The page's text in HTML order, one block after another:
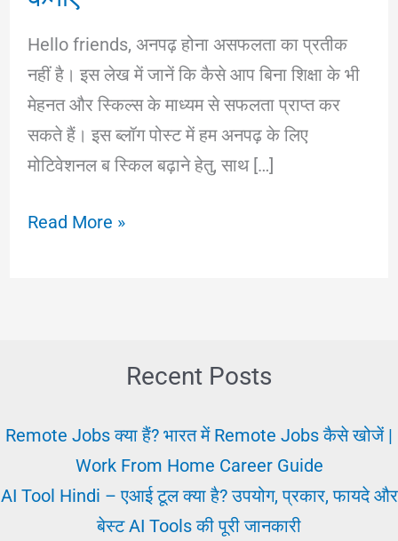
Hello friends, अनपढ़ होना असफलता का प्रतीक
नहीं है। इस लेख में जानें कि कैसे आप बिना शिक्षा के भी
मेहनत और स्किल्स के माध्यम से सफलता प्राप्त कर
सकते हैं। इस ब्लॉग पोस्ट में हम अनपढ़ के लिए
मोटिवेशनल ब स्किल बढ़ाने हेतु, साथ […]
20
अनपढ़ों
लिए
Read More »
Recent Posts
Remote Jobs क्या हैं? भारत में Remote Jobs कैसे खोजें |
Work From Home Career Guide
AI Tool Hindi – एआई टूल क्या है? उपयोग, प्रकार, फायदे और
बेस्ट AI Tools की पूरी जानकारी